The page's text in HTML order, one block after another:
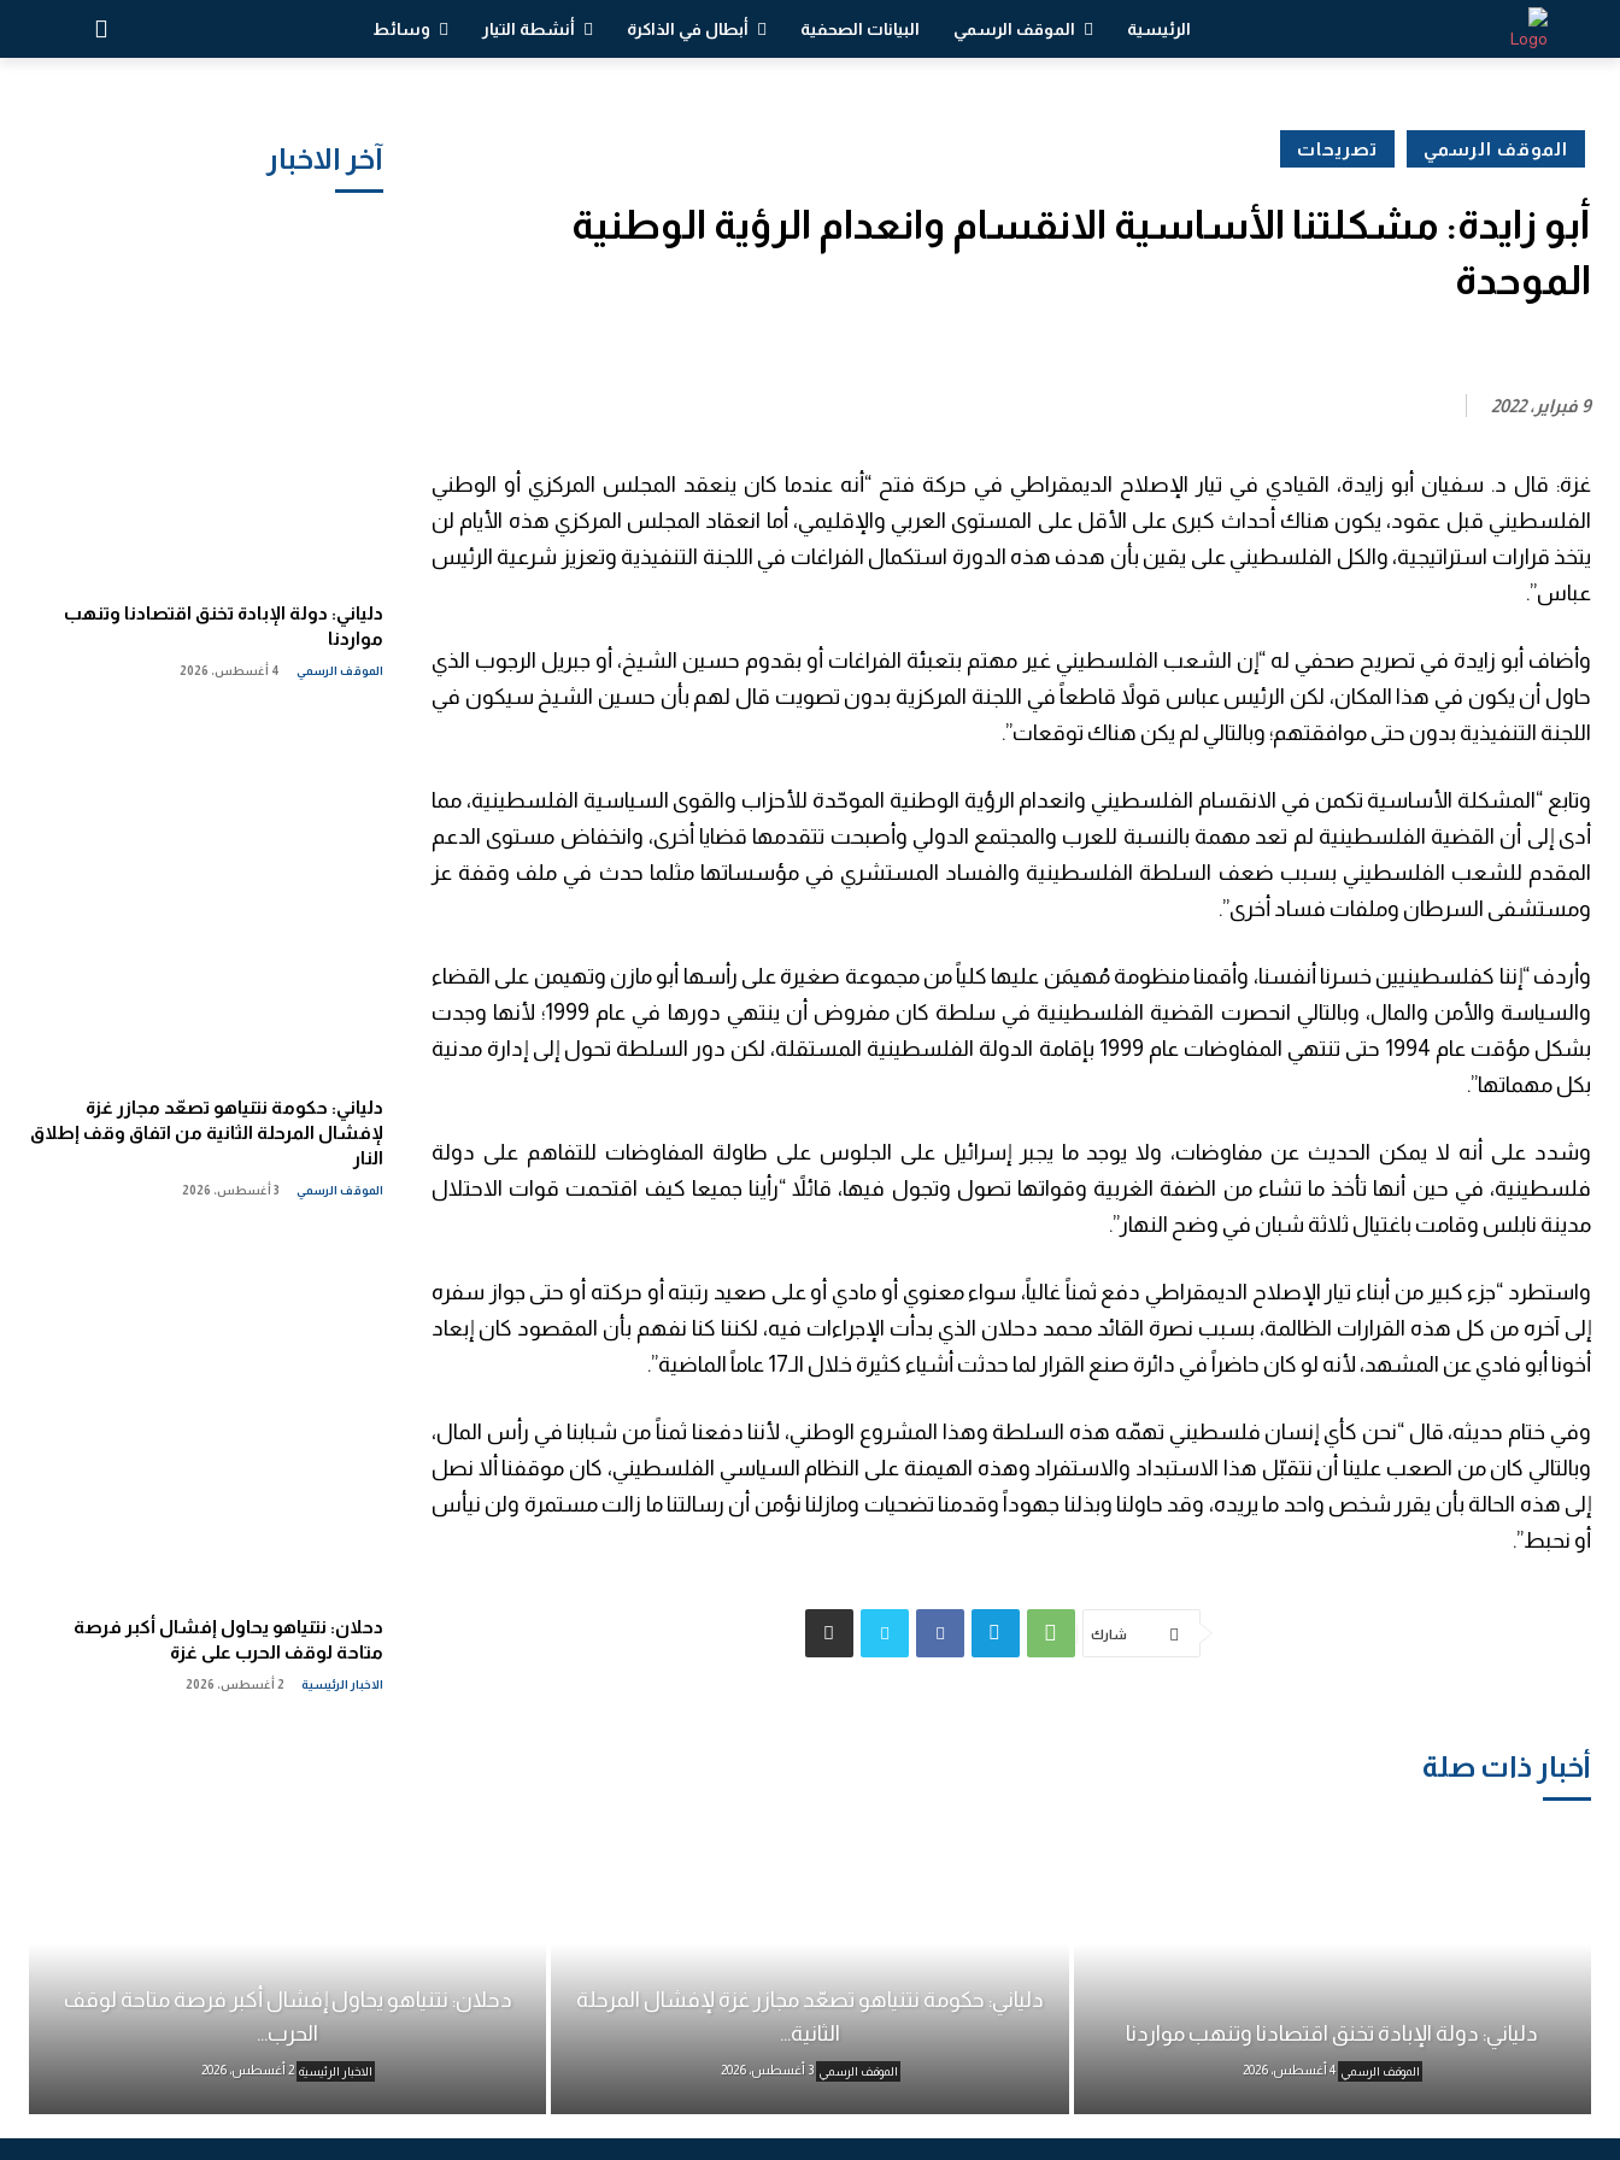
الرئيسية الموقف الرسمي البيانات الصحفية أبطال في الذاكرة أنشطة التيار وسائط
آخر الاخبار
دلياني: دولة الإبادة تخنق اقتصادنا وتنهب
مواردنا
الموقف الرسمي 4 أغسطس، 2026
دلياني: حكومة نتنياهو تصعّد مجازر غزة
لإفشال المرحلة الثانية من اتفاق وقف إطلاق
النار
الموقف الرسمي 3 أغسطس، 2026
دحلان: نتنياهو يحاول إفشال أكبر فرصة
متاحة لوقف الحرب على غزة
الاخبار الرئيسية 2 أغسطس، 2026
الموقف الرسمي تصريحات
أبو زايدة: مشكلتنا الأساسية الانقسام وانعدام الرؤية الوطنية
الموحدة
9 فبراير، 2022
غزة: قال د. سفيان أبو زايدة، القيادي في تيار الإصلاح الديمقراطي في حركة فتح “أنه عندما كان ينعقد المجلس المركزي أو الوطني
الفلسطيني قبل عقود، يكون هناك أحداث كبرى على الأقل على المستوى العربي والإقليمي، أما انعقاد المجلس المركزي هذه الأيام لن
يتخذ قرارات استراتيجية، والكل الفلسطيني على يقين بأن هدف هذه الدورة استكمال الفراغات في اللجنة التنفيذية وتعزيز شرعية الرئيس
عباس”.
وأضاف أبو زايدة في تصريح صحفي له “إن الشعب الفلسطيني غير مهتم بتعبئة الفراغات أو بقدوم حسين الشيخ، أو جبريل الرجوب الذي
حاول أن يكون في هذا المكان، لكن الرئيس عباس قولاً قاطعاً في اللجنة المركزية بدون تصويت قال لهم بأن حسين الشيخ سيكون في
اللجنة التنفيذية بدون حتى موافقتهم؛ وبالتالي لم يكن هناك توقعات”.
وتابع “المشكلة الأساسية تكمن في الانقسام الفلسطيني وانعدام الرؤية الوطنية الموحّدة للأحزاب والقوى السياسية الفلسطينية، مما
أدى إلى أن القضية الفلسطينية لم تعد مهمة بالنسبة للعرب والمجتمع الدولي وأصبحت تتقدمها قضايا أخرى، وانخفاض مستوى الدعم
المقدم للشعب الفلسطيني بسبب ضعف السلطة الفلسطينية والفساد المستشري في مؤسساتها مثلما حدث في ملف وقفة عز
ومستشفى السرطان وملفات فساد أخرى”.
وأردف “إننا كفلسطينيين خسرنا أنفسنا، وأقمنا منظومة مُهيمَن عليها كلياً من مجموعة صغيرة على رأسها أبو مازن وتهيمن على القضاء
والسياسة والأمن والمال، وبالتالي انحصرت القضية الفلسطينية في سلطة كان مفروض أن ينتهي دورها في عام 1999؛ لأنها وجدت
بشكل مؤقت عام 1994 حتى تنتهي المفاوضات عام 1999 بإقامة الدولة الفلسطينية المستقلة، لكن دور السلطة تحول إلى إدارة مدنية
بكل مهماتها”.
وشدد على أنه لا يمكن الحديث عن مفاوضات، ولا يوجد ما يجبر إسرائيل على الجلوس على طاولة المفاوضات للتفاهم على دولة
فلسطينية، في حين أنها تأخذ ما تشاء من الضفة الغربية وقواتها تصول وتجول فيها، قائلاً “رأينا جميعا كيف اقتحمت قوات الاحتلال
مدينة نابلس وقامت باغتيال ثلاثة شبان في وضح النهار”.
واستطرد “جزء كبير من أبناء تيار الإصلاح الديمقراطي دفع ثمناً غالياً، سواء معنوي أو مادي أو على صعيد رتبته أو حركته أو حتى جواز سفره
إلى آخره من كل هذه القرارات الظالمة، بسبب نصرة القائد محمد دحلان الذي بدأت الإجراءات فيه، لكننا كنا نفهم بأن المقصود كان إبعاد
أخونا أبو فادي عن المشهد، لأنه لو كان حاضراً في دائرة صنع القرار لما حدثت أشياء كثيرة خلال الـ17 عاماً الماضية”.
وفي ختام حديثه، قال “نحن كأي إنسان فلسطيني تهمّه هذه السلطة وهذا المشروع الوطني، لأننا دفعنا ثمناً من شبابنا في رأس المال،
وبالتالي كان من الصعب علينا أن نتقبّل هذا الاستبداد والاستفراد وهذه الهيمنة على النظام السياسي الفلسطيني، كان موقفنا ألا نصل
إلى هذه الحالة بأن يقرر شخص واحد ما يريده، وقد حاولنا وبذلنا جهوداً وقدمنا تضحيات ومازلنا نؤمن أن رسالتنا ما زالت مستمرة ولن نيأس
أو نحبط”.
شارك
أخبار ذات صلة
دلياني: دولة الإبادة تخنق اقتصادنا وتنهب مواردنا
الموقف الرسمي 4 أغسطس، 2026
دلياني: حكومة نتنياهو تصعّد مجازر غزة لإفشال المرحلة
الثانية...
الموقف الرسمي 3 أغسطس، 2026
دحلان: نتنياهو يحاول إفشال أكبر فرصة متاحة لوقف
الحرب...
الاخبار الرئيسية 2 أغسطس، 2026